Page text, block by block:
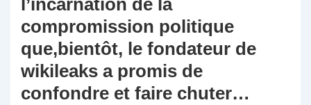
l’incarnation de la
compromission politique
que,bientôt, le fondateur de
wikileaks a promis de
confondre et faire chuter…